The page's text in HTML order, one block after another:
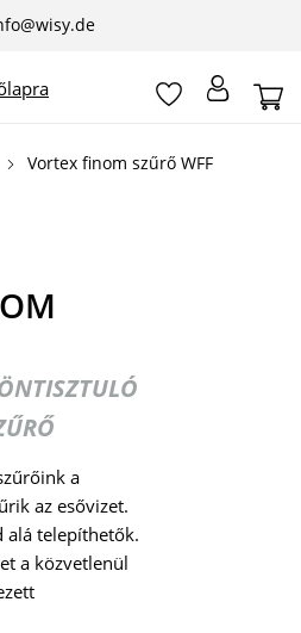
Vortex finom szűrő WFF
a
az esővizet.
alá telepíthetők.
a közvetlenül